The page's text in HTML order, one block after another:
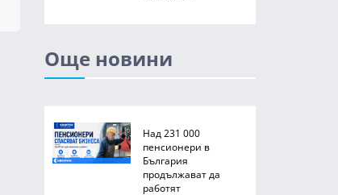
Още новини
Над 231 000
пенсионери в
България
продължават да
работят